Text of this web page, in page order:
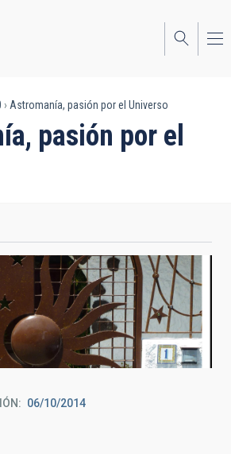
Astromanía, pasión por el Universo
pasión por el
en el norte de Tenerife. Foto:
del Puerto (IAC).
06/10/2014